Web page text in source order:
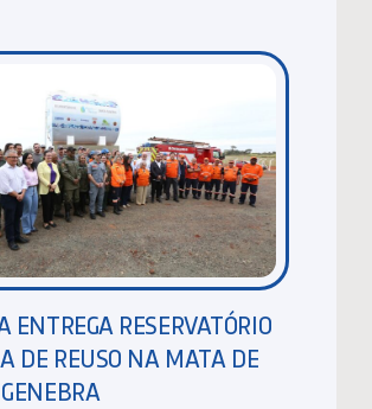
ENTREGA RESERVATÓRIO
DE REUSO NA MATA DE